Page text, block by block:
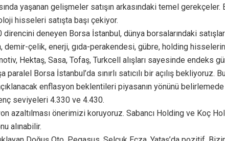
yaşanan gelişmeler satışın arkasındaki temel gerekçeler.
hisseleri satışta başı çekiyor.
deneyen Borsa İstanbul, dünya borsalarındaki
demir-çelik, enerji, gıda-perakendesi, gübre, holding
Hektaş, Sasa, Tofaş, Turkcell alışları sayesinde endeks
paralel Borsa İstanbul’da sınırlı satıcılı bir açılış bekliyoruz.
enflasyon beklentileri piyasanın yönünü
seviyeleri 4.330 ve 4.430.
azaltılması önerimizi koruyoruz. Sabancı Holding ve Koç
alınabilir.